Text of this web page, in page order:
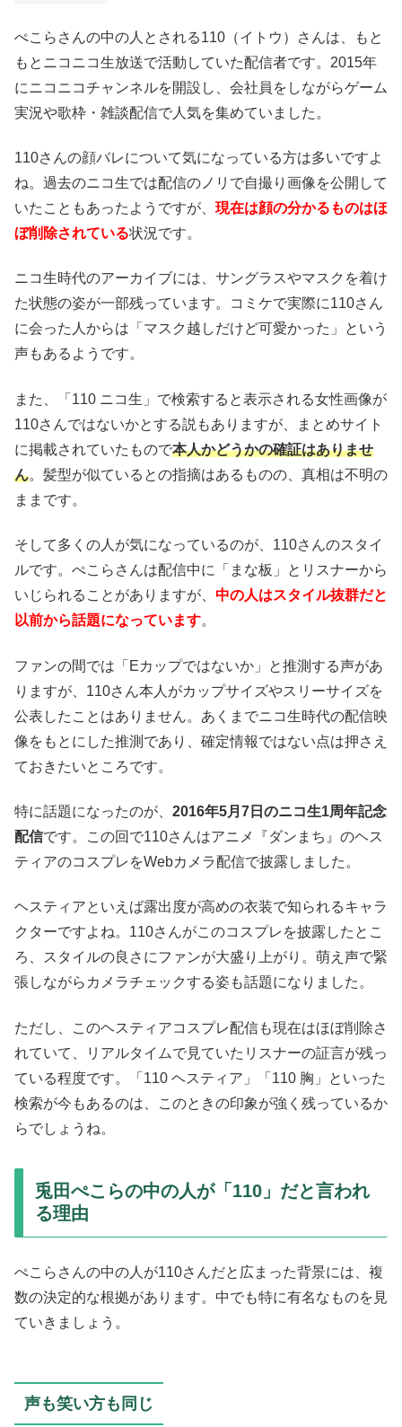
ぺこらさんの中の人とされる110（イトウ）さんは、もと
もとニコニコ生放送で活動していた配信者です。2015年
にニコニコチャンネルを開設し、会社員をしながらゲーム
実況や歌枠・雑談配信で人気を集めていました。
110さんの顔バレについて気になっている方は多いですよ
ね。過去のニコ生では配信のノリで自撮り画像を公開して
いたこともあったようですが、 現在は顔の分かるものはほ
ぼ削除されている状況です。
ニコ生時代のアーカイブには、サングラスやマスクを着け
た状態の姿が一部残っています。コミケで実際に110さん
に会った人からは「マスク越しだけど可愛かった」という
声もあるようです。
また、「110 ニコ生」で検索すると表示される女性画像が
110さんではないかとする説もありますが、まとめサイト
に掲載されていたもので本人かどうかの確証はありませ
ん。髪型が似ているとの指摘はあるものの、真相は不明の
ままです。
そして多くの人が気になっているのが、110さんのスタイ
ルです。ぺこらさんは配信中に「まな板」とリスナーから
いじられることがありますが、 中の人はスタイル抜群だと
以前から話題になっています。
ファンの間では「Eカップではないか」と推測する声があ
りますが、110さん本人がカップサイズやスリーサイズを
公表したことはありません。あくまでニコ生時代の配信映
像をもとにした推測であり、確定情報ではない点は押さえ
ておきたいところです。
特に話題になったのが、 2016年5月7日のニコ生1周年記念
配信です。この回で110さんはアニメ『ダンまち』のヘス
ティアのコスプレをWebカメラ配信で披露しました。
ヘスティアといえば露出度が高めの衣装で知られるキャラ
クターですよね。110さんがこのコスプレを披露したとこ
ろ、スタイルの良さにファンが大盛り上がり。萌え声で緊
張しながらカメラチェックする姿も話題になりました。
ただし、このヘスティアコスプレ配信も現在はほぼ削除さ
れていて、リアルタイムで見ていたリスナーの証言が残っ
ている程度です。「110 ヘスティア」「110 胸」といった
検索が今もあるのは、このときの印象が強く残っているか
らでしょうね。
兎田ぺこらの中の人が「110」だと言われ
る理由
ぺこらさんの中の人が110さんだと広まった背景には、複
数の決定的な根拠があります。中でも特に有名なものを見
ていきましょう。
声も笑い方も同じ